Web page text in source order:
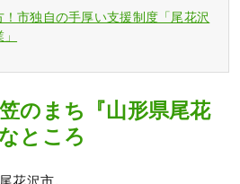
市独自の手厚い支援制度「尾花沢
のまち『山形県尾花
ところ